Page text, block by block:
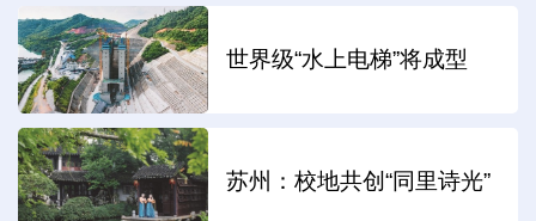
世界级“水上电梯”将成型
苏州：校地共创“同里诗光”